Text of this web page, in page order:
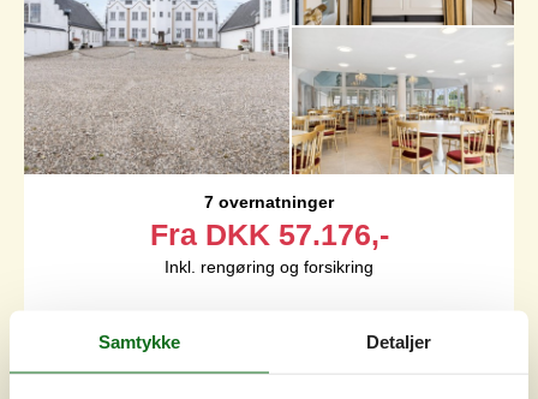
7 overnatninger
Fra DKK 57.176,-
Inkl. rengøring og forsikring
Husdyr
Ikke tilladt
Afstand vand
Samtykke Detaljer